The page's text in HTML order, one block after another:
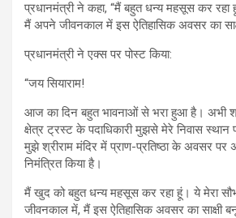
प्रधानमंत्री ने कहा, “मैं बहुत धन्य महसूस कर रहा
मैं अपने जीवनकाल में इस ऐतिहासिक अवसर का
प्रधानमंत्री ने एक्स पर पोस्ट किया:
“जय सियाराम!
आज का दिन बहुत भावनाओं से भरा हुआ है। अभी
क्षेत्र ट्रस्ट के पदाधिकारी मुझसे मेरे निवास
मुझे श्रीराम मंदिर में प्राण-प्रतिष्ठा के अवसर पर
निमंत्रित किया है।
मैं खुद को बहुत धन्य महसूस कर रहा हूं। ये मेरा
जीवनकाल में, मैं इस ऐतिहासिक अवसर का साक्षी